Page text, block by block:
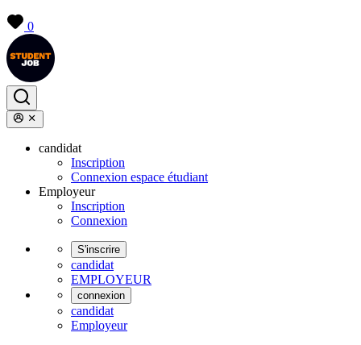
0
candidat
Inscription
Connexion espace étudiant
Employeur
Inscription
Connexion
S'inscrire
candidat
EMPLOYEUR
connexion
candidat
Employeur